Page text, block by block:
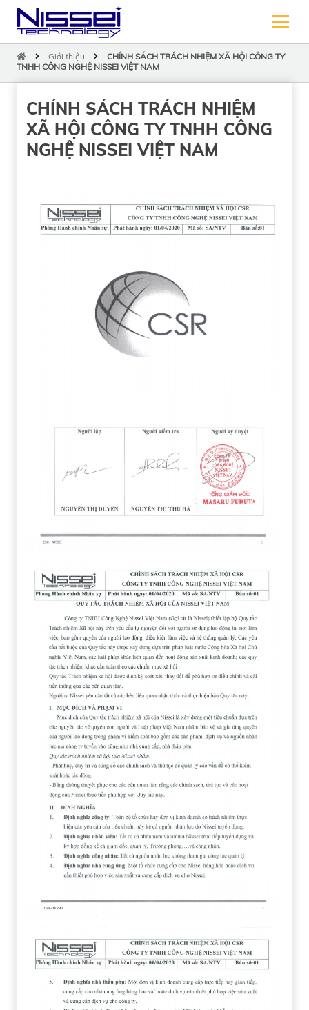
Giới thiệu
CHÍNH SÁCH TRÁCH NHIỆM XÃ HỘI CÔNG TY
TNHH CÔNG NGHỆ NISSEI VIỆT NAM
CHÍNH SÁCH TRÁCH NHIỆM
XÃ HỘI CÔNG TY TNHH CÔNG
NGHỆ NISSEI VIỆT NAM